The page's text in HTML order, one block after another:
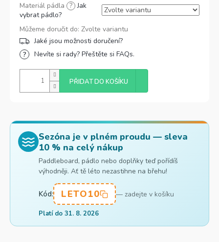
Materiál pádla ? Jak
vybrat pádlo?
Můžeme doručit do: Zvolte variantu
Nevíte si rady? Přeštěte si FAQs.
PŘIDAT DO KOŠÍKU
Sezóna je v plném proudu — sleva
10 % na celý nákup
Paddleboard, pádlo nebo doplňky teď pořídíš
výhodněji. Ať tě léto nezastihne na břehu!
Kód: LETO10 — zadejte v košíku
Platí do 31. 8. 2026